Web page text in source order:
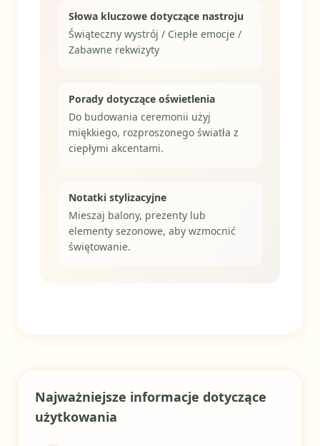
Słowa kluczowe dotyczące nastroju
Świąteczny wystrój / Ciepłe emocje /
Zabawne rekwizyty
Porady dotyczące oświetlenia
Do budowania ceremonii użyj
miękkiego, rozproszonego światła z
ciepłymi akcentami.
Notatki stylizacyjne
Mieszaj balony, prezenty lub
elementy sezonowe, aby wzmocnić
świętowanie.
Najważniejsze informacje dotyczące
użytkowania